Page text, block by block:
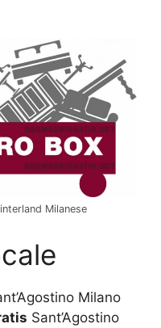
Milanese
Milano
Sant’Agostino